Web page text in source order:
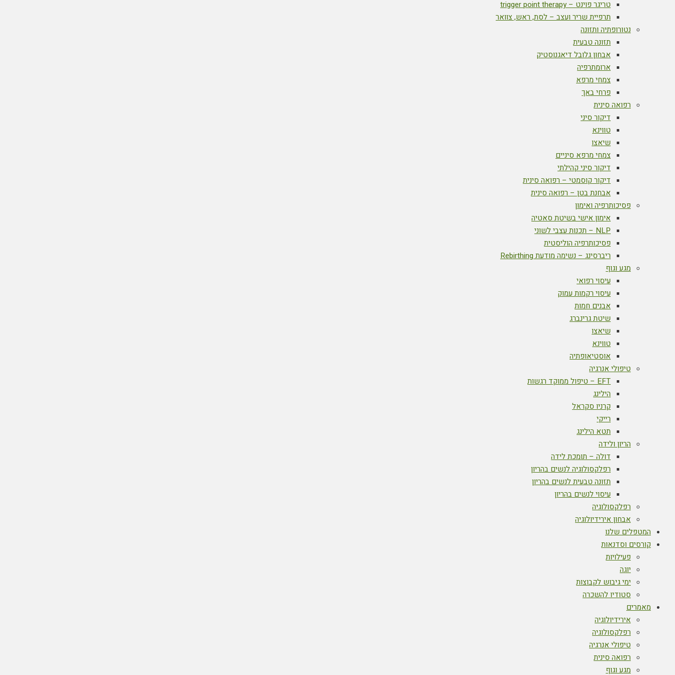
טריגר פוינט – trigger point therapy
תרפיית שריר ועצב – לסת, ראש, צוואר
נטורופתיה ותזונה
תזונה טבעית
אבחון גלובל דיאגנוסטיק
ארומתרפיה
צמחי מרפא
פרחי באך
רפואה סינית
דיקור סיני
טווינא
שיאצו
צמחי מרפא סיניים
דיקור סיני קהילתי
דיקור קוסמטי – רפואה סינית
אבחנת בטן – רפואה סינית
פסיכותרפיה ואימון
אימון אישי בשיטת סאטיה
NLP – תכנות עצבי לשוני
פסיכותרפיה הוליסטית
ריברסינג – נשימה מודעת Rebirthing
מגע וגוף
עיסוי רפואי
עיסוי רקמות עמוק
אבנים חמות
שיטת גרינברג
שיאצו
טווינא
אוסטיאופתיה
טיפולי אנרגיה
EFT – טיפול ממוקד רגשות
הילינג
קרניו סקראל
רייקי
תטא הילינג
הריון ולידה
דולה – תומכת לידה
רפלקסולוגיה לנשים בהריון
תזונה טבעית לנשים בהריון
עיסוי לנשים בהריון
רפלקסולוגיה
אבחון אירידיולוגיה
המטפלים שלנו
קורסים וסדנאות
פעילויות
יוגה
ימי גיבוש לקבוצות
סטודיו להשכרה
מאמרים
אירידיולוגיה
רפלקסולוגיה
טיפולי אנרגיה
רפואה סינית
מגע וגוף